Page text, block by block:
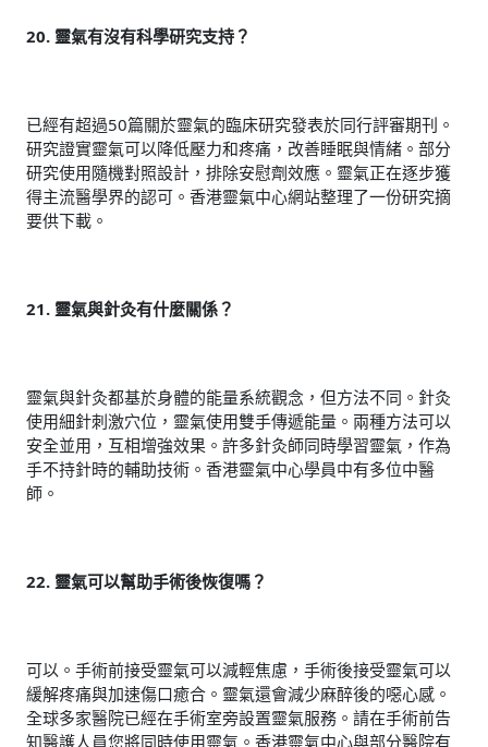
20. 靈氣有沒有科學研究支持？
已經有超過50篇關於靈氣的臨床研究發表於同行評審期刊。
研究證實靈氣可以降低壓力和疼痛，改善睡眠與情緒。部分
研究使用隨機對照設計，排除安慰劑效應。靈氣正在逐步獲
得主流醫學界的認可。香港靈氣中心網站整理了一份研究摘
要供下載。
21. 靈氣與針灸有什麼關係？
靈氣與針灸都基於身體的能量系統觀念，但方法不同。針灸
使用細針刺激穴位，靈氣使用雙手傳遞能量。兩種方法可以
安全並用，互相增強效果。許多針灸師同時學習靈氣，作為
手不持針時的輔助技術。香港靈氣中心學員中有多位中醫
師。
22. 靈氣可以幫助手術後恢復嗎？
可以。手術前接受靈氣可以減輕焦慮，手術後接受靈氣可以
緩解疼痛與加速傷口癒合。靈氣還會減少麻醉後的噁心感。
全球多家醫院已經在手術室旁設置靈氣服務。請在手術前告
知醫護人員您將同時使用靈氣。香港靈氣中心與部分醫院有